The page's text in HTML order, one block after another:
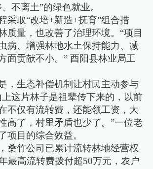
不离土”的绿色就业。
采取“改培+新造+抚育”组合措
质量，也改善了治理环境。“项目
病、增强林地水土保持能力、减
面贡献不小。” 酉阳县林业局工
，生态补偿机制让村民主动参与
这片林子是祖辈传下来的，以前
不仅有流转费，还能领工资，大
高了，村里矛盾也少了。”一位老
项目的综合效益。
桑竹公司已累计流转林地经营权
最高流转费拨付超50万元，农户